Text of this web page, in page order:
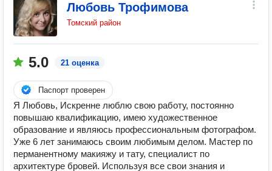
Любовь Трофимова
Томский район
5.0 21 оценка
Паспорт проверен
Я Любовь, Искренне люблю свою работу, постоянно
повышаю квалификацию, имею художественное
образование и являюсь профессиональным фотографом.
Уже 6 лет занимаюсь своим любимым делом. Мастер по
перманентному макияжу и тату, специалист по
архитектуре бровей. Используя все свои знания и